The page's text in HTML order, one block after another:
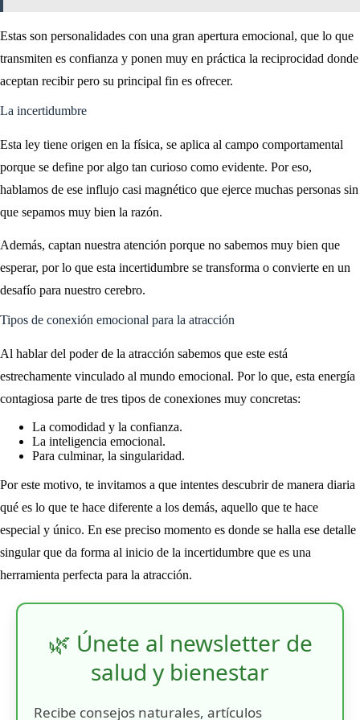
Estas son personalidades con una gran apertura emocional, que lo que
transmiten es confianza y ponen muy en práctica la reciprocidad donde
aceptan recibir pero su principal fin es ofrecer.
La incertidumbre
Esta ley tiene origen en la física, se aplica al campo comportamental
porque se define por algo tan curioso como evidente. Por eso,
hablamos de ese influjo casi magnético que ejerce muchas personas sin
que sepamos muy bien la razón.
Además, captan nuestra atención porque no sabemos muy bien que
esperar, por lo que esta incertidumbre se transforma o convierte en un
desafío para nuestro cerebro.
Tipos de conexión emocional para la atracción
Al hablar del poder de la atracción sabemos que este está
estrechamente vinculado al mundo emocional. Por lo que, esta energía
contagiosa parte de tres tipos de conexiones muy concretas:
La comodidad y la confianza.
La inteligencia emocional.
Para culminar, la singularidad.
Por este motivo, te invitamos a que intentes descubrir de manera diaria
qué es lo que te hace diferente a los demás, aquello que te hace
especial y único. En ese preciso momento es donde se halla ese detalle
singular que da forma al inicio de la incertidumbre que es una
herramienta perfecta para la atracción.
🌿 Únete al newsletter de
salud y bienestar
Recibe consejos naturales, artículos